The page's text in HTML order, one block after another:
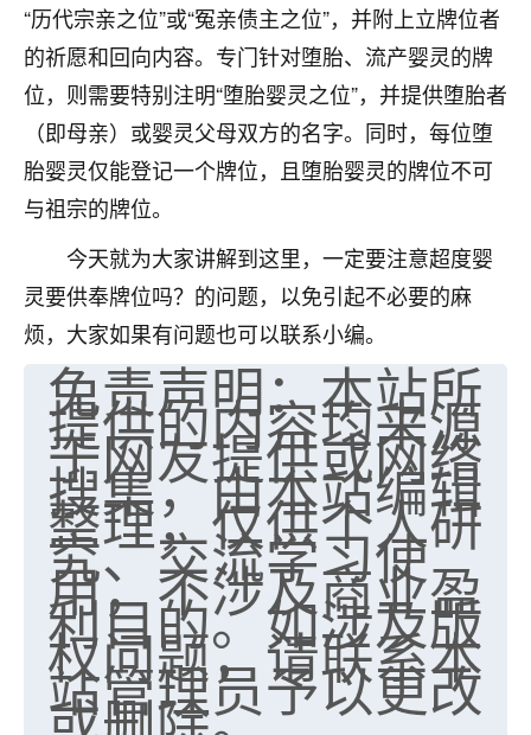
“历代宗亲之位”或“冤亲债主之位”，并附上立牌位者
的祈愿和回向内容。专门针对堕胎、流产婴灵的牌
位，则需要特别注明“堕胎婴灵之位”，并提供堕胎者
（即母亲）或婴灵父母双方的名字。同时，每位堕
胎婴灵仅能登记一个牌位，且堕胎婴灵的牌位不可
与祖宗的牌位。
今天就为大家讲解到这里，一定要注意超度婴
灵要供奉牌位吗？的问题，以免引起不必要的麻
烦，大家如果有问题也可以联系小编。
免责声明：本站所
提供的内容均来源
于网友提供或网络
搜集，由本站编辑
整理，仅供个人研
究、交流学习使
用，不涉及商业盈
利目的。如涉及版
权问题，请联系本
站管理员予以更改